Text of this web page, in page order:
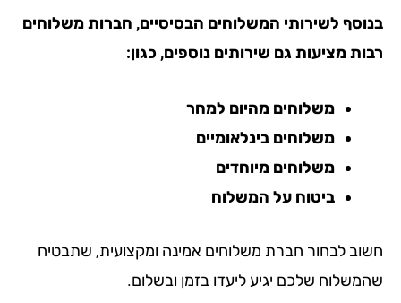
לשירותי המשלוחים הבסיסיים, חברות משלוחים
מציעות גם שירותים נוספים, כגון:
משלוחים מהיום למחר
משלוחים בינלאומיים
משלוחים מיוחדים
ביטוח על המשלוח
לבחור חברת משלוחים אמינה ומקצועית, שתבטיח
שלכם יגיע ליעדו בזמן ובשלום.